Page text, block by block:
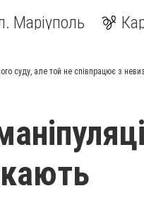
Маріуполь
суду, але той не співпрацює з